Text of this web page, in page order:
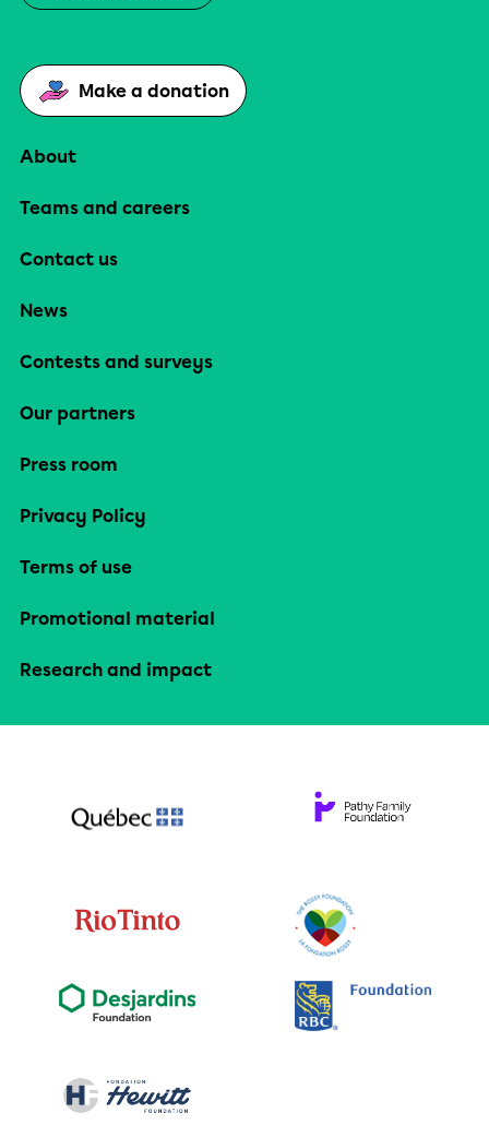
Make a donation
About
Teams and careers
Contact us
News
Contests and surveys
Our partners
Press room
Privacy Policy
Terms of use
Promotional material
Research and impact